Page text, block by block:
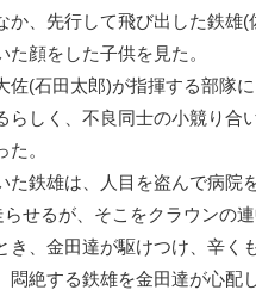
、先行して飛び出した鉄雄
顔をした子供を見た。
(石田太郎)が指揮する部隊
しく、不良同士の小競り合
。
鉄雄は、人目を盗んで病院
せるが、そこをクラウンの
、金田達が駆けつけ、辛く
絶する鉄雄を金田達が心配